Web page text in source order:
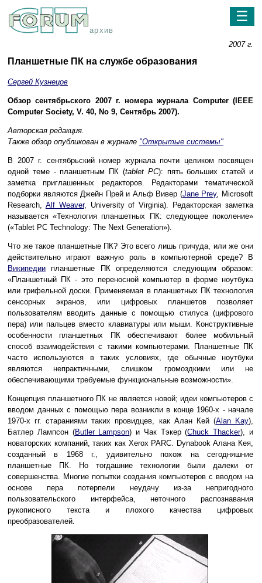
архив
☰
2007 г.
Планшетные ПК на службе образования
Сергей Кузнецов
Обзор сентябрьского 2007 г. номера журнала Computer (IEEE
Computer Society, V. 40, No 9, Сентябрь 2007).
Авторская редакция.
Также обзор опубликован в журнале "Открытые системы"
В 2007 г. сентябрьский номер журнала почти целиком посвящен
одной теме - планшетным ПК (tablet PC): пять больших статей и
заметка приглашенных редакторов. Редакторами тематической
подборки являются Джейн Прей и Альф Вивер (Jane Prey, Microsoft
Research, Alf Weaver, University of Virginia). Редакторская заметка
называется «Технология планшетных ПК: следующее поколение»
(«Tablet PC Technology: The Next Generation»).
Что же такое планшетные ПК? Это всего лишь причуда, или же они
действительно играют важную роль в компьютерной среде? В
Википедии планшетные ПК определяются следующим образом:
«Планшетный ПК - это переносной компьютер в форме ноутбука
или грифельной доски. Применяемая в планшетных ПК технология
сенсорных экранов, или цифровых планшетов позволяет
пользователям вводить данные с помощью стилуса (цифрового
пера) или пальцев вместо клавиатуры или мыши. Конструктивные
особенности планшетных ПК обеспечивают более мобильный
способ взаимодействия с такими компьютерами. Планшетные ПК
часто используются в таких условиях, где обычные ноутбуки
являются непрактичными, слишком громоздкими или не
обеспечивающими требуемые функциональные возможности».
Концепция планшетного ПК не является новой; идеи компьютеров с
вводом данных с помощью пера возникли в конце 1960-х - начале
1970-х гг. стараниями таких провидцев, как Алан Кей (Alan Kay),
Батлер Лампсон (Butler Lampson) и Чак Тэкер (Chuck Thacker), и
новаторских компаний, таких как Xerox PARC. Dynabook Алана Кея,
созданный в 1968 г., удивительно похож на сегодняшние
планшетные ПК. Но тогдашние технологии были далеки от
совершенства. Многие попытки создания компьютеров с вводом на
основе пера потерпели неудачу из-за непригодного
пользовательского интерфейса, неточного распознавания
рукописного текста и плохого качества цифровых
преобразователей.